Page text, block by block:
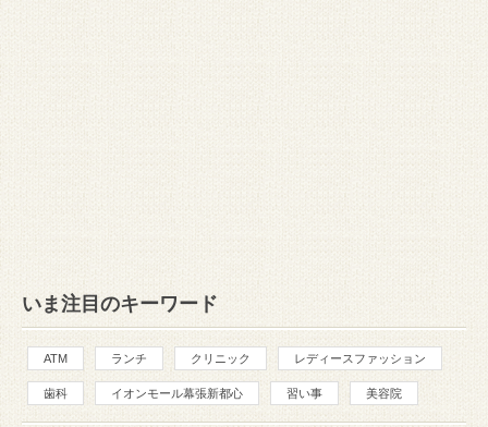
いま注目のキーワード
ATM ランチ クリニック レディースファッション
歯科 イオンモール幕張新都心 習い事 美容院